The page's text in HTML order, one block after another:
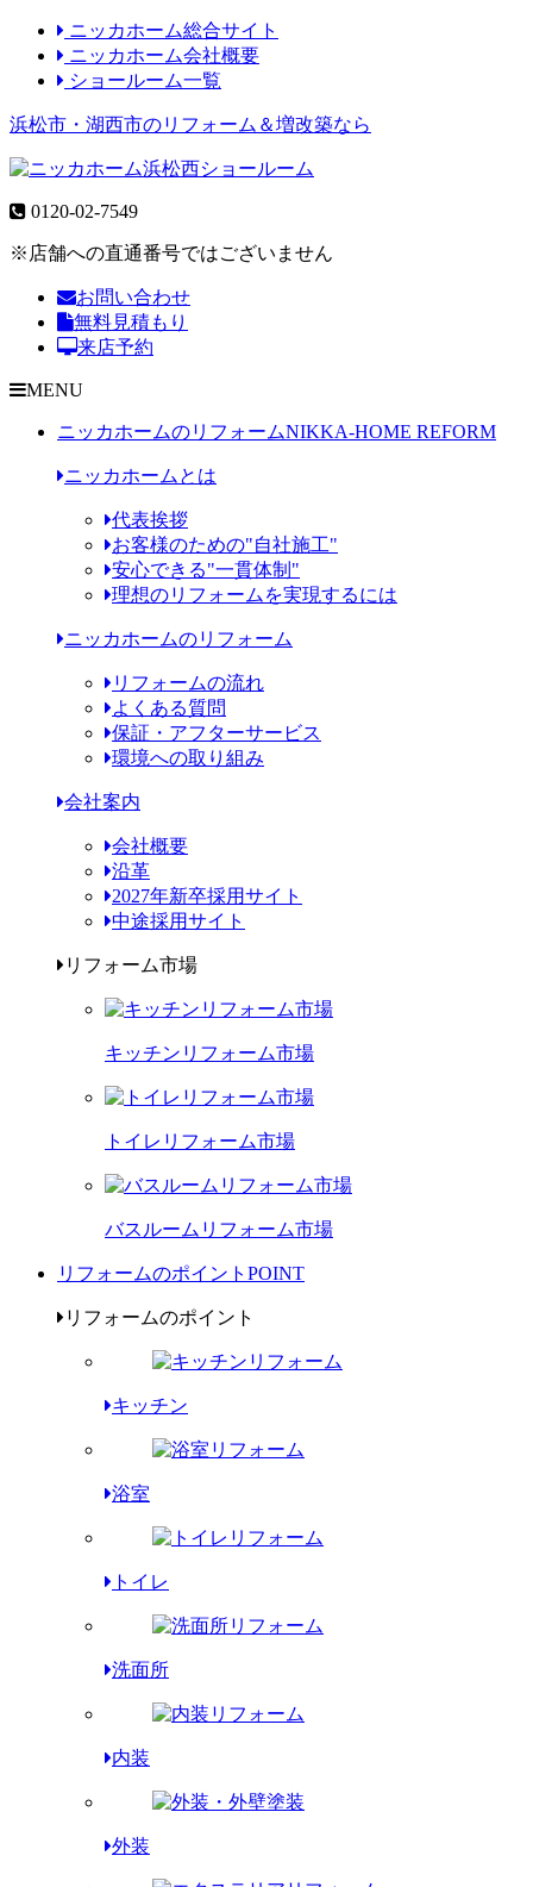
ニッカホーム総合サイト
ニッカホーム会社概要
ショールーム一覧
浜松市・湖西市のリフォーム＆増改築なら
0120-02-7549
※店舗への直通番号ではございません
お問い合わせ
無料見積もり
来店予約
MENU
ニッカホームのリフォームNIKKA-HOME REFORM
ニッカホームとは
代表挨拶
お客様のための"自社施工"
安心できる"一貫体制"
理想のリフォームを実現するには
ニッカホームのリフォーム
リフォームの流れ
よくある質問
保証・アフターサービス
環境への取り組み
会社案内
会社概要
沿革
2027年新卒採用サイト
中途採用サイト
リフォーム市場
キッチンリフォーム市場
トイレリフォーム市場
バスルームリフォーム市場
リフォームのポイント POINT
リフォームのポイント
キッチン
浴室
トイレ
洗面所
内装
外装